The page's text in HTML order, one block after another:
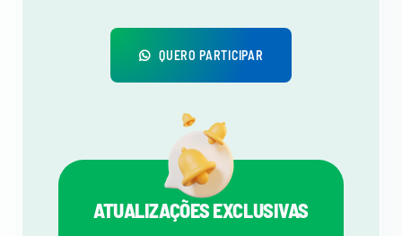
QUERO PARTICIPAR
ATUALIZAÇÕES EXCLUSIVAS